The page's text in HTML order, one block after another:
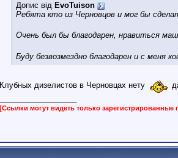
Допис від EvoTuison
Ребята кто из Черновцов и мог бы
Очень был бы благодарен, нравиться
Буду безвозмездно благодарен и с меня
Клубных дизелистов в Черновцах нету
[Ссылки могут видеть только зарегистрированные